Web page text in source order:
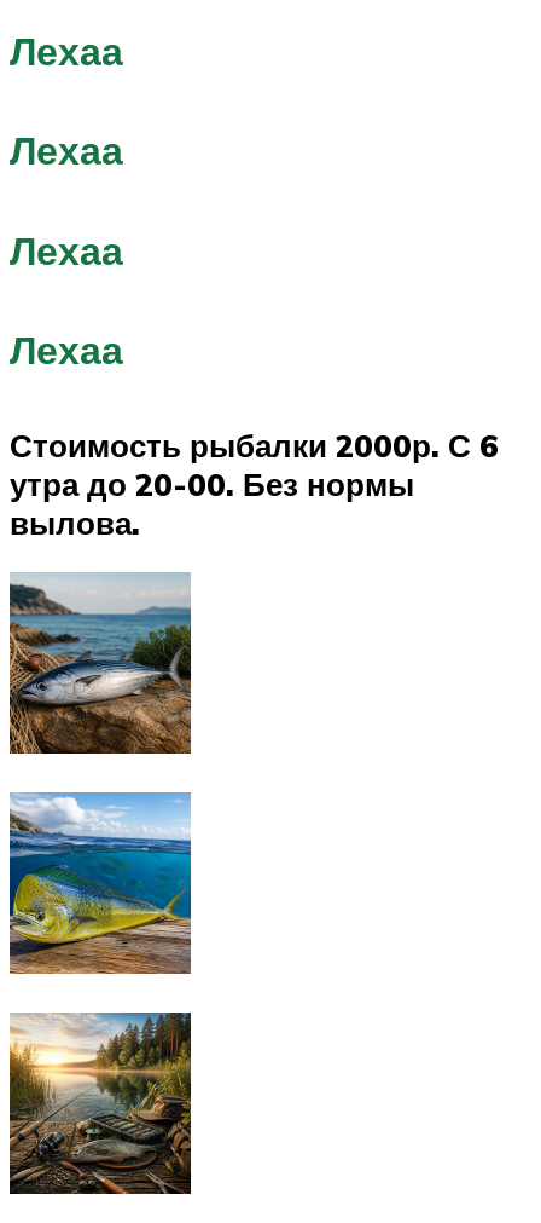
Лехаа
Лехаа
Лехаа
Лехаа
Стоимость рыбалки 2000р. С 6
утра до 20-00. Без нормы
вылова.